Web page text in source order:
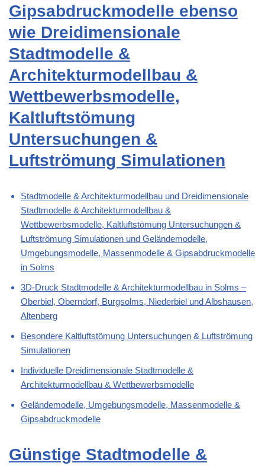
Gipsabdruckmodelle ebenso
wie Dreidimensionale
Stadtmodelle &
Architekturmodellbau &
Wettbewerbsmodelle,
Kaltluftstömung
Untersuchungen &
Luftströmung Simulationen
Stadtmodelle & Architekturmodellbau und Dreidimensionale
Stadtmodelle & Architekturmodellbau &
Wettbewerbsmodelle, Kaltluftstömung Untersuchungen &
Luftströmung Simulationen und Geländemodelle,
Umgebungsmodelle, Massenmodelle & Gipsabdruckmodelle
in Solms
3D-Druck Stadtmodelle & Architekturmodellbau in Solms –
Oberbiel, Oberndorf, Burgsolms, Niederbiel und Albshausen,
Altenberg
Besondere Kaltluftstömung Untersuchungen & Luftströmung
Simulationen
Individuelle Dreidimensionale Stadtmodelle &
Architekturmodellbau & Wettbewerbsmodelle
Geländemodelle, Umgebungsmodelle, Massenmodelle &
Gipsabdruckmodelle
Günstige Stadtmodelle &